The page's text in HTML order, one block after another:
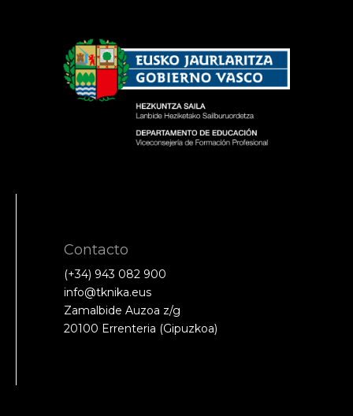
Contacto
(+34) 943 082 900
info@tknika.eus
Zamalbide Auzoa z/g
20100 Errenteria (Gipuzkoa)